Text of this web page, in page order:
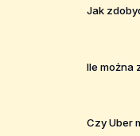
Jak
Ile można
Czy Uber